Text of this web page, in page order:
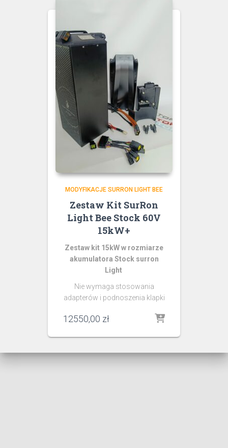
MODYFIKACJE SURRON LIGHT BEE
Zestaw Kit SurRon
Light Bee Stock 60V
15kW+
Zestaw kit 15kW w rozmiarze
akumulatora Stock surron
Light
Nie wymaga stosowania
adapterów i podnoszenia klapki
12550,00 zł